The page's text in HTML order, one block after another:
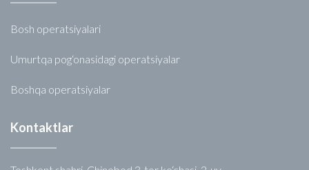
Bosh operatsiyalari
Umurtqa pog‘onasidagi operatsiyalar
Boshqa operatsiyalar
Kontaktlar